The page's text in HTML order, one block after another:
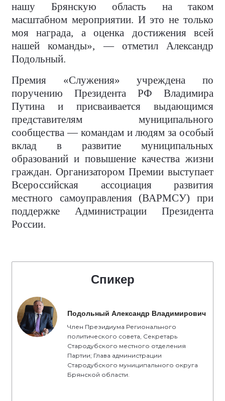
нашу Брянскую область на таком
масштабном мероприятии. И это не только
моя награда, а оценка достижения всей
нашей команды», — отметил Александр
Подольный.
Премия «Служения» учреждена по
поручению Президента РФ Владимира
Путина и присваивается выдающимся
представителям муниципального
сообщества — командам и людям за особый
вклад в развитие муниципальных
образований и повышение качества жизни
граждан. Организатором Премии выступает
Всероссийская ассоциация развития
местного самоуправления (ВАРМСУ) при
поддержке Администрации Президента
России.
Спикер
Подольный Александр Владимирович
Член Президиума Регионального
политического совета, Секретарь
Стародубского местного отделения
Партии; Глава администрации
Стародубского муниципального округа
Брянской области.